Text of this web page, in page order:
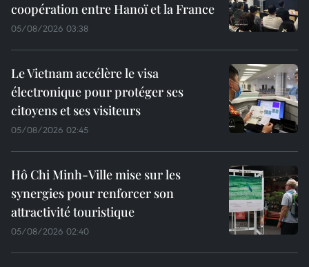
coopération entre Hanoï et la France
05/08/2026 03:38
Le Vietnam accélère le visa
électronique pour protéger ses
citoyens et ses visiteurs
05/08/2026 02:45
Hô Chi Minh-Ville mise sur les
synergies pour renforcer son
attractivité touristique
05/08/2026 02:40